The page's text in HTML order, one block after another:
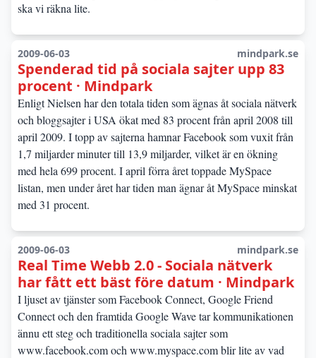
ska vi räkna lite.
2009-06-03 mindpark.se
Spenderad tid på sociala sajter upp 83
procent · Mindpark
Enligt Nielsen har den totala tiden som ägnas åt sociala nätverk
och bloggsajter i USA ökat med 83 procent från april 2008 till
april 2009. I topp av sajterna hamnar Facebook som vuxit från
1,7 miljarder minuter till 13,9 miljarder, vilket är en ökning
med hela 699 procent. I april förra året toppade MySpace
listan, men under året har tiden man ägnar åt MySpace minskat
med 31 procent.
2009-06-03 mindpark.se
Real Time Webb 2.0 - Sociala nätverk
har fått ett bäst före datum · Mindpark
I ljuset av tjänster som Facebook Connect, Google Friend
Connect och den framtida Google Wave tar kommunikationen
ännu ett steg och traditionella sociala sajter som
www.facebook.com och www.myspace.com blir lite av vad